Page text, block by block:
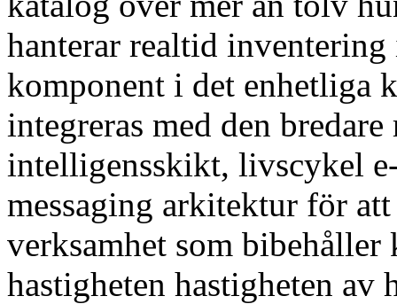
hanterar realtid
komponent i det enhetliga
integreras med den
intelligensskikt, livscykel
messaging arkitektur för
verksamhet som bibehåller
hastigheten hastigheten av